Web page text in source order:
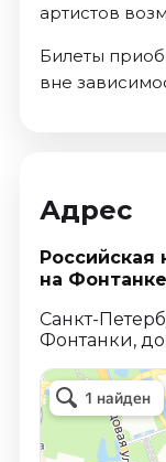
артистов
Билеты
вне
Адрес
Российская
на Фонтанке
Санкт-
Фонтанки,